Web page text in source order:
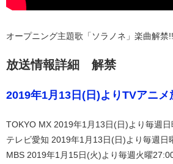
オープニング主題歌「ソラノネ」楽曲解禁!!
放送情報詳細 解禁
2019年1月13日(日)よりTVアニメ
TOKYO MX 2019年1月13日(日)より毎週
テレビ愛知 2019年1月13日(日)より毎週日
MBS 2019年1月15日(火)より毎週火曜